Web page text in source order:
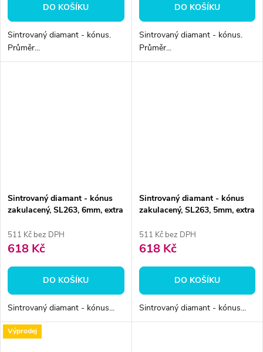
DO KOŠÍKU
Sintrovaný diamant - kónus.
Průměr...
DO KOŠÍKU
Sintrovaný diamant - kónus.
Průměr...
Sintrovaný diamant - kónus
zakulacený, SL263, 6mm, extra
511 Kč bez DPH
618 Kč
DO KOŠÍKU
Sintrovaný diamant - kónus...
Sintrovaný diamant - kónus
zakulacený, SL263, 5mm, extra
511 Kč bez DPH
618 Kč
DO KOŠÍKU
Sintrovaný diamant - kónus...
Výprodej